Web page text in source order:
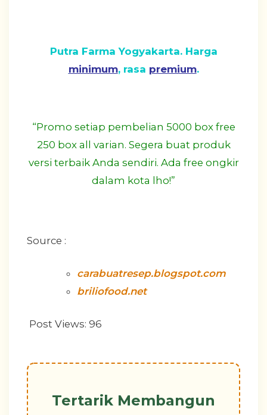
Putra Farma Yogyakarta. Harga
minimum, rasa premium.
“Promo setiap pembelian 5000 box free
250 box all varian. Segera buat produk
versi terbaik Anda sendiri. Ada free ongkir
dalam kota lho!”
Source :
carabuatresep.blogspot.com
briliofood.net
Post Views: 96
Tertarik Membangun